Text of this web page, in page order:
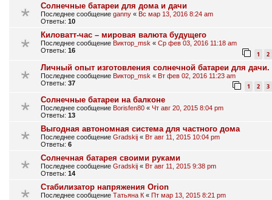
Солнечные батареи для дома и дачи
Последнее сообщение ganny « Вс мар 13, 2016 8:24 am
Ответы: 10
Киловатт-час – мировая валюта будущего
Последнее сообщение Виктор_msk « Ср фев 03, 2016 11:18 am
Ответы: 16 1 2
Личный опыт изготовления солнечной батареи для дачи.
Последнее сообщение Виктор_msk « Вт фев 02, 2016 11:23 am
Ответы: 37 1 2 3
Солнечные батареи на балконе
Последнее сообщение Borisfen80 « Чт авг 20, 2015 8:04 pm
Ответы: 13
Выгодная автономная система для частного дома
Последнее сообщение Gradskij « Вт авг 11, 2015 10:04 pm
Ответы: 6
Солнечная батарея своими руками
Последнее сообщение Gradskij « Вт авг 11, 2015 9:38 pm
Ответы: 14
Стабилизатор напряжения Orion
Последнее сообщение Татьяна К « Пт мар 13, 2015 8:21 pm